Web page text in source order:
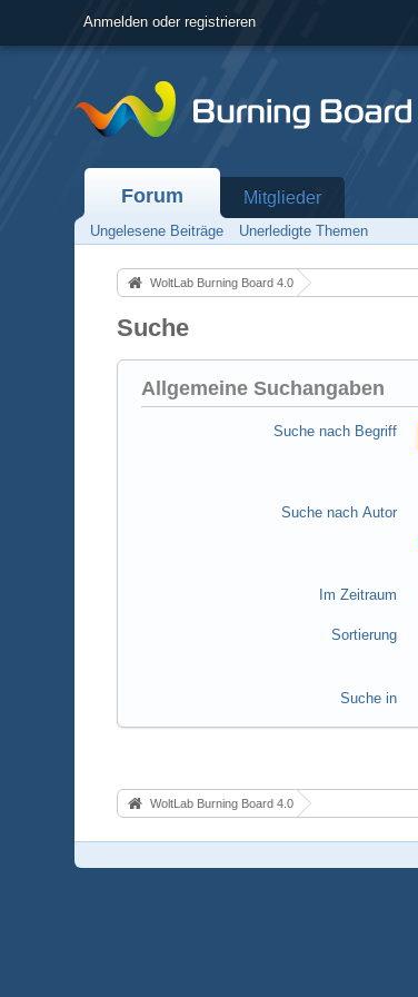
Anmelden oder registrieren
Forum Mitglieder
Ungelesene Beiträge Unerledigte Themen
WoltLab Burning Board 4.0
Suche
Allgemeine Suchangaben
Suche nach Begriff
Suche nach Autor
Im Zeitraum
Sortierung
Suche in
WoltLab Burning Board 4.0